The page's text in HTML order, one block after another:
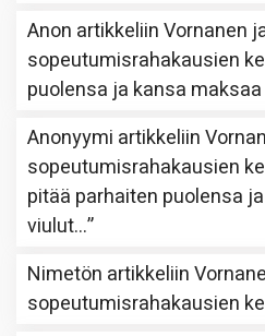
Anon artikkeliinVornanen
sopeutumisrahakausien
puolensa ja kansa
Anonyymi artikkeliin
sopeutumisrahakausien
pitää parhaiten puolensa
viulut…”
Nimetön artikkeliin
sopeutumisrahakausien